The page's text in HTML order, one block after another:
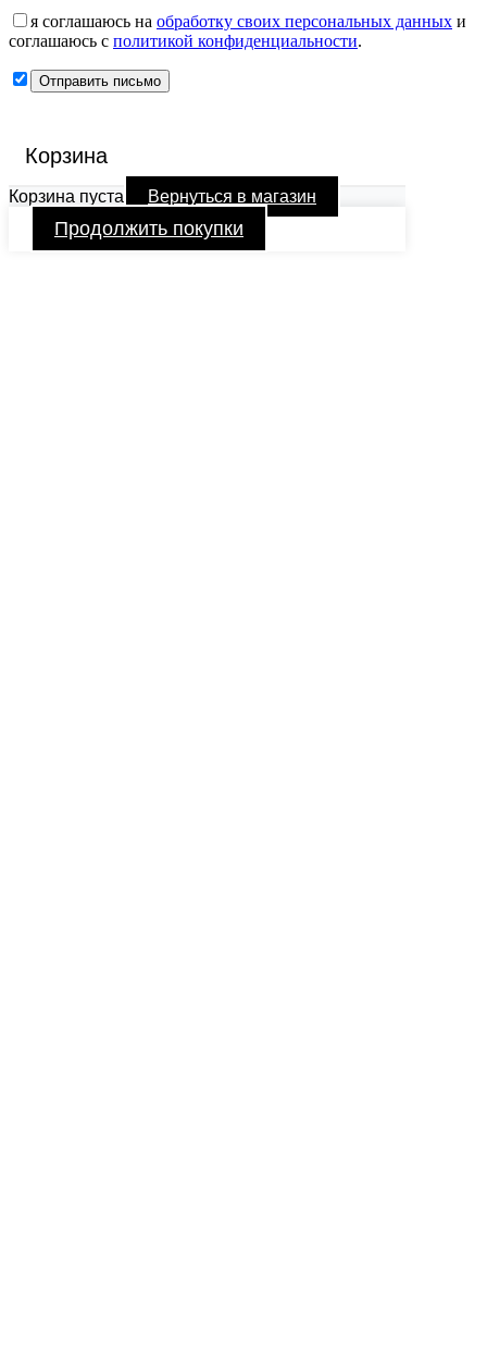
я соглашаюсь на обработку своих персональных данных и
соглашаюсь с политикой конфиденциальности.
Корзина
Корзина пуста Вернуться в магазин
Продолжить покупки